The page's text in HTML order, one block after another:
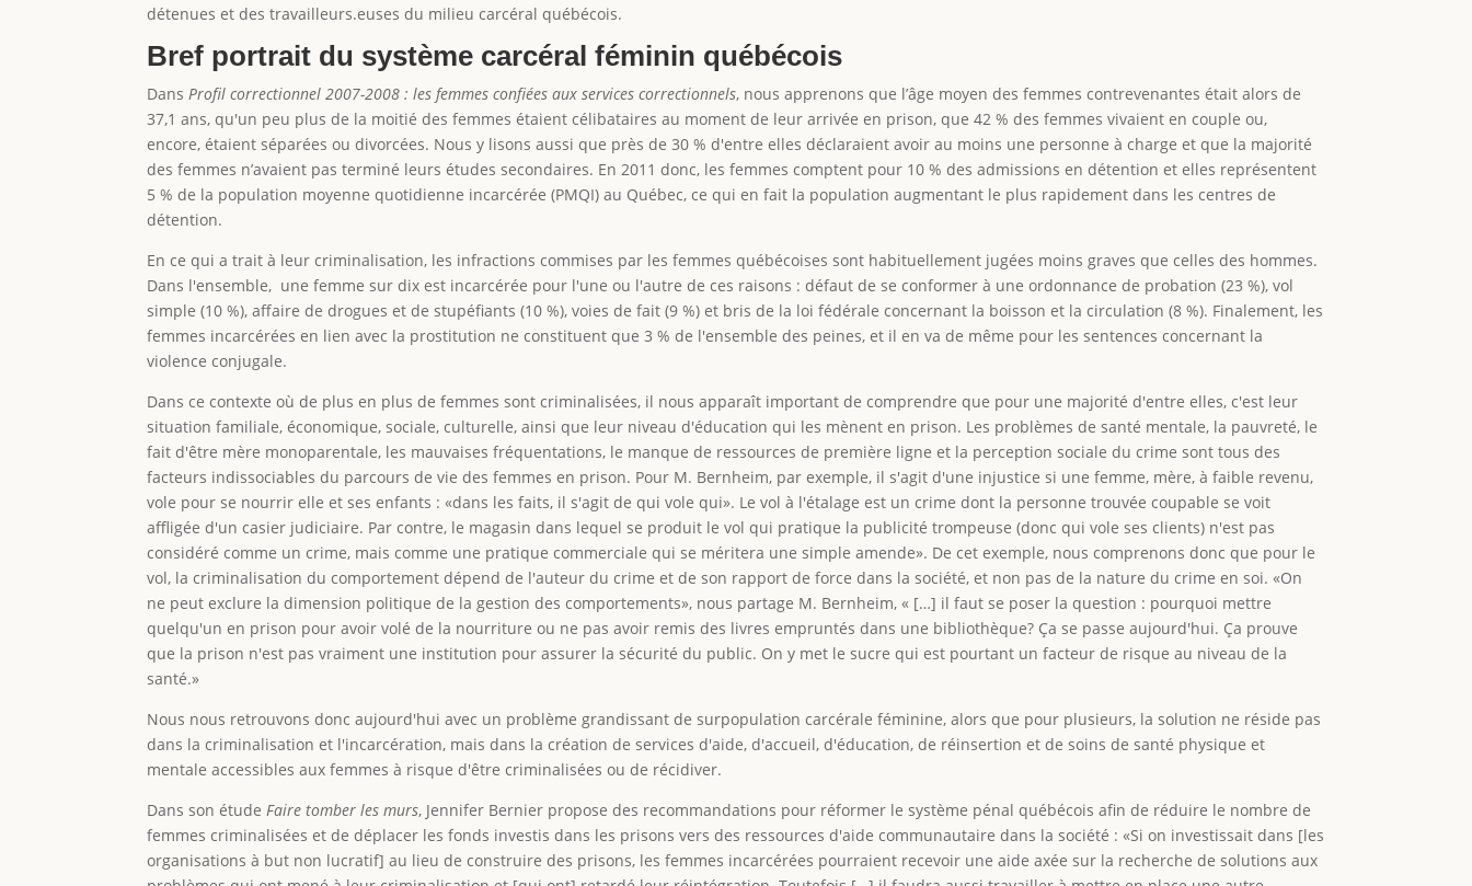
détenues et des travailleurs.euses du milieu carcéral québécois.
Bref portrait du système carcéral féminin québécois
Dans Profil correctionnel 2007-2008 : les femmes confiées aux services correctionnels, nous apprenons que l’âge moyen des femmes contrevenantes était alors de
37,1 ans, qu'un peu plus de la moitié des femmes étaient célibataires au moment de leur arrivée en prison, que 42 % des femmes vivaient en couple ou,
encore, étaient séparées ou divorcées. Nous y lisons aussi que près de 30 % d'entre elles déclaraient avoir au moins une personne à charge et que la majorité
des femmes n’avaient pas terminé leurs études secondaires. En 2011 donc, les femmes comptent pour 10 % des admissions en détention et elles représentent
5 % de la population moyenne quotidienne incarcérée (PMQI) au Québec, ce qui en fait la population augmentant le plus rapidement dans les centres de
détention.
En ce qui a trait à leur criminalisation, les infractions commises par les femmes québécoises sont habituellement jugées moins graves que celles des hommes.
Dans l'ensemble, une femme sur dix est incarcérée pour l'une ou l'autre de ces raisons : défaut de se conformer à une ordonnance de probation (23 %), vol
simple (10 %), affaire de drogues et de stupéfiants (10 %), voies de fait (9 %) et bris de la loi fédérale concernant la boisson et la circulation (8 %). Finalement, les
femmes incarcérées en lien avec la prostitution ne constituent que 3 % de l'ensemble des peines, et il en va de même pour les sentences concernant la
violence conjugale.
Dans ce contexte où de plus en plus de femmes sont criminalisées, il nous apparaît important de comprendre que pour une majorité d'entre elles, c'est leur
situation familiale, économique, sociale, culturelle, ainsi que leur niveau d'éducation qui les mènent en prison. Les problèmes de santé mentale, la pauvreté, le
fait d'être mère monoparentale, les mauvaises fréquentations, le manque de ressources de première ligne et la perception sociale du crime sont tous des
facteurs indissociables du parcours de vie des femmes en prison. Pour M. Bernheim, par exemple, il s'agit d'une injustice si une femme, mère, à faible revenu,
vole pour se nourrir elle et ses enfants : «dans les faits, il s'agit de qui vole qui». Le vol à l'étalage est un crime dont la personne trouvée coupable se voit
affligée d'un casier judiciaire. Par contre, le magasin dans lequel se produit le vol qui pratique la publicité trompeuse (donc qui vole ses clients) n'est pas
considéré comme un crime, mais comme une pratique commerciale qui se méritera une simple amende». De cet exemple, nous comprenons donc que pour le
vol, la criminalisation du comportement dépend de l'auteur du crime et de son rapport de force dans la société, et non pas de la nature du crime en soi. «On
ne peut exclure la dimension politique de la gestion des comportements», nous partage M. Bernheim, « […] il faut se poser la question : pourquoi mettre
quelqu'un en prison pour avoir volé de la nourriture ou ne pas avoir remis des livres empruntés dans une bibliothèque? Ça se passe aujourd'hui. Ça prouve
que la prison n'est pas vraiment une institution pour assurer la sécurité du public. On y met le sucre qui est pourtant un facteur de risque au niveau de la
santé.»
Nous nous retrouvons donc aujourd'hui avec un problème grandissant de surpopulation carcérale féminine, alors que pour plusieurs, la solution ne réside pas
dans la criminalisation et l'incarcération, mais dans la création de services d'aide, d'accueil, d'éducation, de réinsertion et de soins de santé physique et
mentale accessibles aux femmes à risque d'être criminalisées ou de récidiver.
Dans son étude Faire tomber les murs, Jennifer Bernier propose des recommandations pour réformer le système pénal québécois afin de réduire le nombre de
femmes criminalisées et de déplacer les fonds investis dans les prisons vers des ressources d'aide communautaire dans la société : «Si on investissait dans [les
organisations à but non lucratif] au lieu de construire des prisons, les femmes incarcérées pourraient recevoir une aide axée sur la recherche de solutions aux